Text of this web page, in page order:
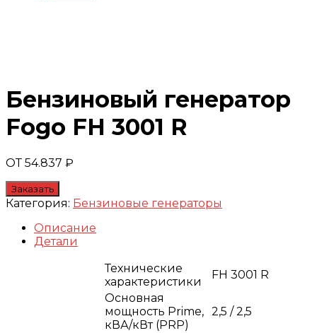
Бензиновый генератор
Fogo FH 3001 R
ОТ 54.837 ₽
Заказать
Категория: Бензиновые генераторы
Описание
Детали
Технические
характеристики
FH 3001 R
Основная
мощность Prime,
кВА/кВт (PRP)
2,5 / 2,5